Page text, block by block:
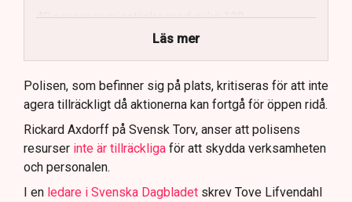
40 personer misstänks med cirka 120
brottsmisstankar kopplade.
Polisen använder drönare och uniformerad polis
för att dokumentera bevis.
Samtidigt är polisarbetet komplext när det gäller
att navigera juridiska rättigheter och gränser.
Läs mer
Polisen, som befinner sig på plats, kritiseras för att inte
agera tillräckligt då aktionerna kan fortgå för öppen ridå.
Rickard Axdorff på Svensk Torv, anser att polisens
resurser inte är tillräckliga för att skydda verksamheten
och personalen.
I en ledare i Svenska Dagbladet skrev Tove Lifvendahl